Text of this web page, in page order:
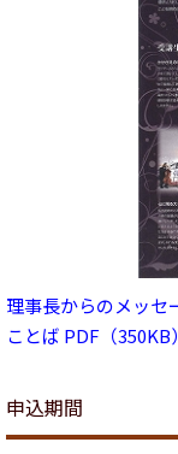
理事長からのメッセ
ことば PDF（350KB）
申込期間